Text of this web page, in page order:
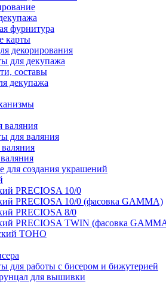
фурнитура
карты
декорирования
для декупажа
составы
декупажа
валяния
для валяния
для создания украшений
PRECIOSA 10/0
PRECIOSA 10/0 (фасовка GAMMA)
PRECIOSA 8/0
PRECIOSA TWIN (фасовка
TOHO
для работы с бисером и бижутерией
для вышивки